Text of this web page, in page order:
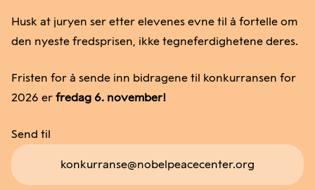
Husk at juryen ser etter elevenes evne til å fortelle om
den nyeste fredsprisen, ikke tegneferdighetene deres.
Fristen for å sende inn bidragene til konkurransen for
2026 er fredag 6. november!
Send til
konkurranse@nobelpeacecenter.org